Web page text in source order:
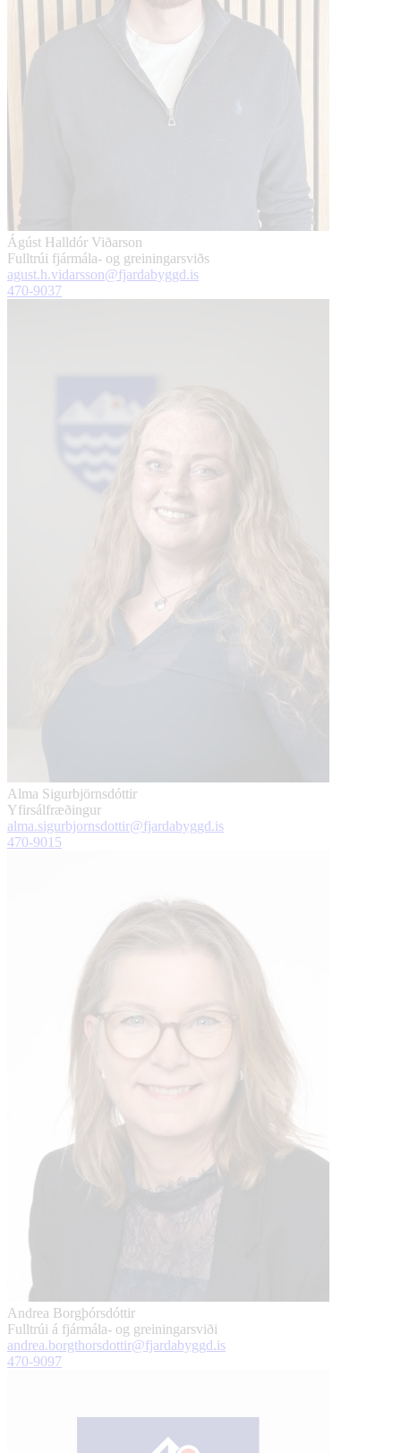
Ágúst Halldór Viðarson
Fulltrúi fjármála- og greiningarsviðs
agust.h.vidarsson@fjardabyggd.is
470-9037
Alma Sigurbjörnsdóttir
Yfirsálfræðingur
alma.sigurbjornsdottir@fjardabyggd.is
470-9015
Andrea Borgþórsdóttir
Fulltrúi á fjármála- og greiningarsviði
andrea.borgthorsdottir@fjardabyggd.is
470-9097